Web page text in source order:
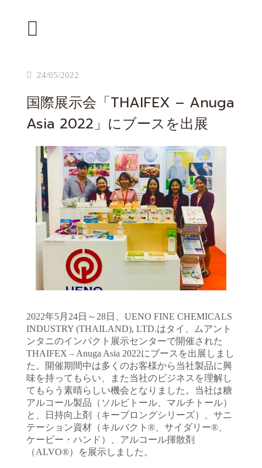
24/05/2022
国際展示会「THAIFEX – Anuga
Asia 2022」にブースを出展
2022年5月24日～28日、UENO FINE CHEMICALS
INDUSTRY (THAILAND), LTD.はタイ、ムアント
ンタニのインパクト展示センターで開催された
THAIFEX – Anuga Asia 2022にブースを出展しまし
た。開催期間中は多くのお客様から当社製品に興
味を持ってもらい、また当社のビジネスを理解し
てもらう素晴らしい機会となりました。当社は糖
アルコール製品（ソルビトール、マルチトール）
と、日持向上剤（キープロングシリーズ）、サニ
テーション資材（キルバクト®、サイダリー®、
ケービー・ハンド）、アルコール揮散剤
（ALVO®）を展示しました。